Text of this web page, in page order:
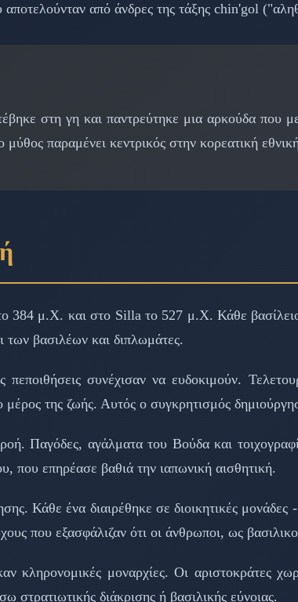
από άνδρες της τάξης chin'gol
στη γη και παντρεύτηκε μια αρκούδα που
παραμένει κεντρικός στην κορεατική
μ.Χ. και στο Silla το 527 μ.Χ. Κάθε βασίλειο
των βασιλέων και διπλωμάτες.
συνέχισαν να ευδοκιμούν.
της ζωής. Αυτός ο συγκρητισμός
Παγόδες, αγάλματα του Βούδα και
που επηρέασε βαθιά την ιαπωνική αισθητική.
Κάθε ένα διαιρέθηκε σε διοικητικές
που εξασφάλιζαν ότι οι άνθρωποι, ως
κληρονομικές μοναρχίες. Οι αριστοκράτες
στρατιωτικής διάκρισης ή βασιλικής εύνοιας.